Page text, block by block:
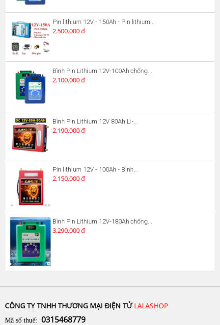
Pin lithium 12V - 150Ah - Pin lithium...
2.500.000 đ
Bình Pin Lithium 12V-100Ah chống...
2.100.000 đ
Bình Pin Lithium 12V 80Ah Li-...
2.190.000 đ
Pin lithium 12V - 100Ah - Bình...
2.150.000 đ
Bình Pin Lithium 12V-180Ah chống...
3.290.000 đ
CÔNG TY TNHH THƯƠNG MẠI ĐIỆN TỬ LALASHOP
Mã số thuế: 0315468779